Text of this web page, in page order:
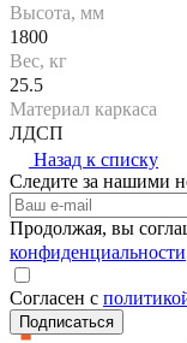
Высота, мм
1800
Вес, кг
25.5
Материал каркаса
ЛДСП
Назад к списку
Следите за нашими
Продолжая, вы
конфиденциальности
Согласен с